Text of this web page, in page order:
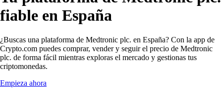
fiable en España
¿Buscas una plataforma de Medtronic plc. en España? Con la app de
Crypto.com puedes comprar, vender y seguir el precio de Medtronic
plc. de forma fácil mientras exploras el mercado y gestionas tus
criptomonedas.
Empieza ahora